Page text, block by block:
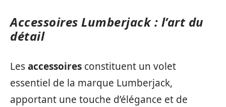
Accessoires Lumberjack : l’art du
détail
Lesaccessoires constituent un volet
essentiel de la marque Lumberjack,
apportant une touche d’élégance et de